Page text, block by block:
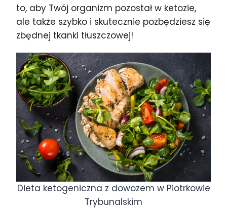
to, aby Twój organizm pozostał w ketozie,
ale także szybko i skutecznie pozbędziesz się
zbędnej tkanki tłuszczowej!
Dieta ketogeniczna z dowozem w Piotrkowie
Trybunalskim